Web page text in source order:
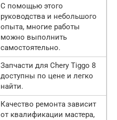
С помощью этого
руководства и небольшого
опыта, многие работы
можно выполнить
самостоятельно.
Запчасти для Chery Tiggo 8
доступны по цене и легко
найти.
Качество ремонта зависит
от квалификации мастера,